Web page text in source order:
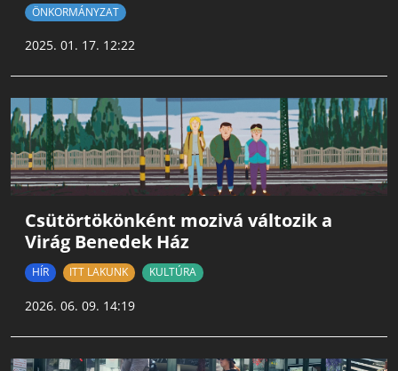
ÖNKORMÁNYZAT
2025. 01. 17. 12:22
Csütörtökönként mozivá változik a
Virág Benedek Ház
HÍR ITT LAKUNK KULTÚRA
2026. 06. 09. 14:19